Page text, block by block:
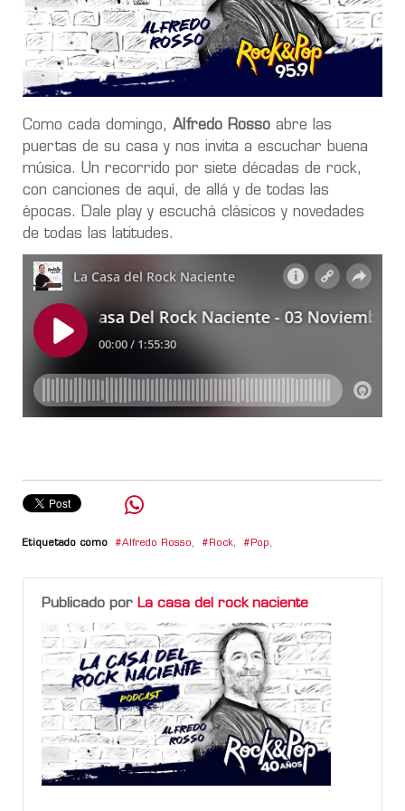
Como cada domingo, Alfredo Rosso abre las
puertas de su casa y nos invita a escuchar buena
música. Un recorrido por siete décadas de rock,
con canciones de aquí, de allá y de todas las
épocas. Dale play y escuchá clásicos y novedades
de todas las latitudes.
Etiquetado como Alfredo Rosso, Rock, Pop,
Publicado por La casa del rock naciente